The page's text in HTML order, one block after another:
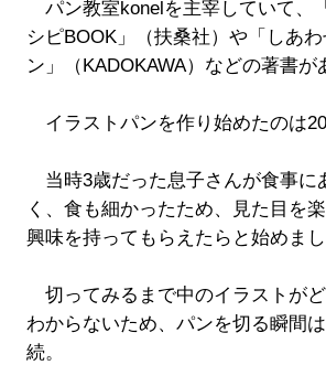
パン教室konelを主宰していて、
シピBOOK」（扶桑社）や「しあ
ン」（KADOKAWA）などの著書が
イラストパンを作り始めたのは
当時3歳だった息子さんが食事に
く、食も細かったため、見た目を
興味を持ってもらえたらと始めまし
切ってみるまで中のイラストが
わからないため、パンを切る瞬間
続。